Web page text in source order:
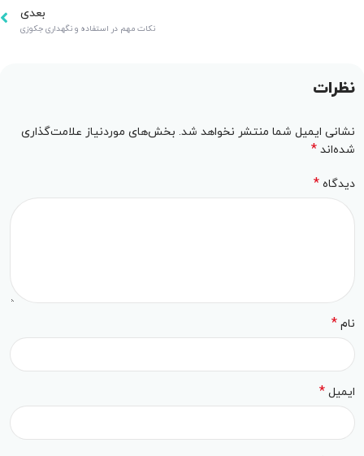
بعدی
نکات مهم در استفاده و نگهداری جکوزی
نظرات
نشانی ایمیل شما منتشر نخواهد شد. بخش‌های موردنیاز علامت‌گذاری
شده‌اند*
دیدگاه*
نام*
ایمیل*